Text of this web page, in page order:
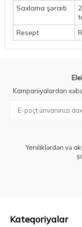
Saxlama şəraiti
Resept
Kampaniyalardan
Yeniliklərdən və
Kateqoriyalar